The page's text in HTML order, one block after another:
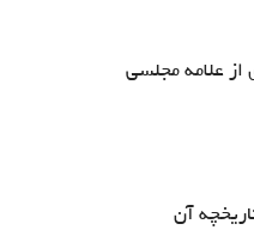
از علامه مجلسی
آن